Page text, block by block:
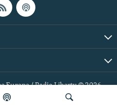
Europe / Radio Liberty © 2026